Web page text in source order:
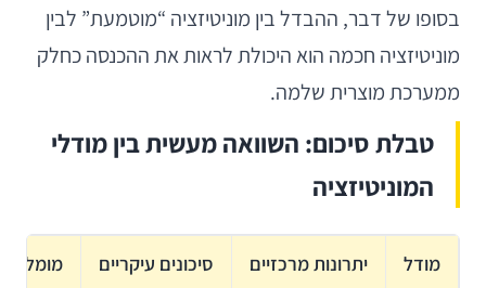
בסופו של דבר, ההבדל בין מוניטיזציה “מוטמעת” לבין
מוניטיזציה חכמה הוא היכולת לראות את ההכנסה כחלק
ממערכת מוצרית שלמה.
טבלת סיכום: השוואה מעשית בין מודלי
המוניטיזציה
מודל יתרונות מרכזיים סיכונים עיקריים מומלץ